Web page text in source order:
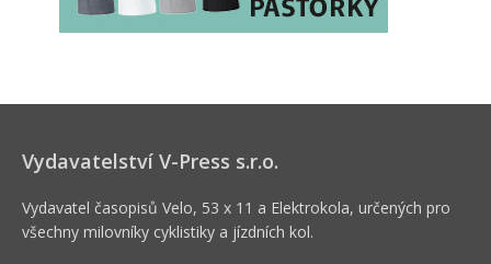
Vydavatelství V-Press s.r.o.
Vydavatel časopisů Velo, 53 x 11 a Elektrokola, určených pro
všechny milovníky cyklistiky a jízdních kol.